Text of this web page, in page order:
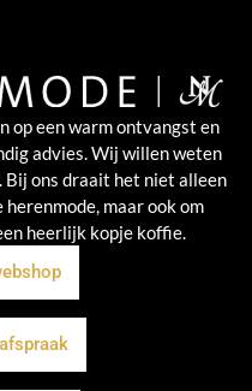
op een warm ontvangst en
advies. Wij willen weten
Bij ons draait het niet alleen
maar ook om
heerlijk kopje koffie.